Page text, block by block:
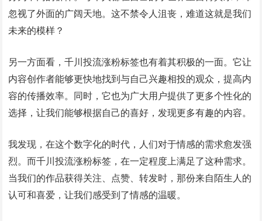
忽视了外面的广阔天地。这不禁令人沮丧，难道这就是我们
未来的模样？
另一方面看，千川投流涨粉标签也有着其积极的一面。它让
内容创作者能够更快地找到与自己兴趣相投的观众，提高内
容的传播效率。同时，它也为广大用户提供了更多个性化的
选择，让我们能够根据自己的喜好，发现更多有趣的内容。
我发现，在这个数字化的时代，人们对于情感的需求愈发强
烈。而千川投流涨粉标签，在一定程度上满足了这种需求。
当我们的作品获得关注、点赞、转发时，那份来自陌生人的
认可和喜爱，让我们感受到了情感的温暖。